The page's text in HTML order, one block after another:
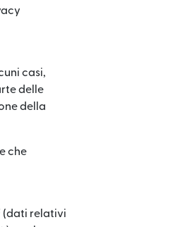
casi,
delle
della
che
(dati relativi